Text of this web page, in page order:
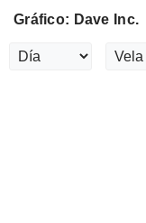
Gráfico: Dave Inc.